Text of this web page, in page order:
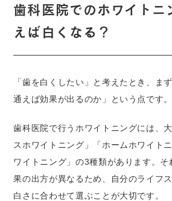
歯科医院でのホワイトニ
えば白くなる？
「歯を白くしたい」と考えたとき、ま
通えば効果が出るのか」という点です。
歯科医院で行うホワイトニングには、
スホワイトニング」「ホームホワイト
ワイトニング」の3種類があります。そ
果の出方が異なるため、自分のライフ
白さに合わせて選ぶことが大切です。